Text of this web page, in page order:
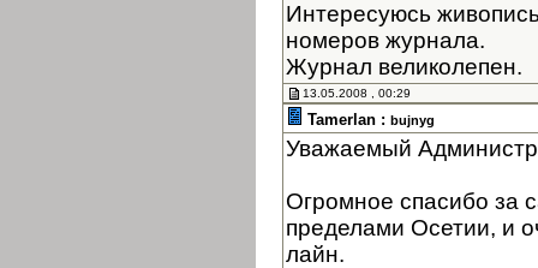
Интересуюсь
номеров журнала.
Журнал великолепен.
13.05.2008 , 00:29
Tamerlan : bujnyg
Уважаемый
Огромное спасибо за
пределами Осетии, и
лайн.